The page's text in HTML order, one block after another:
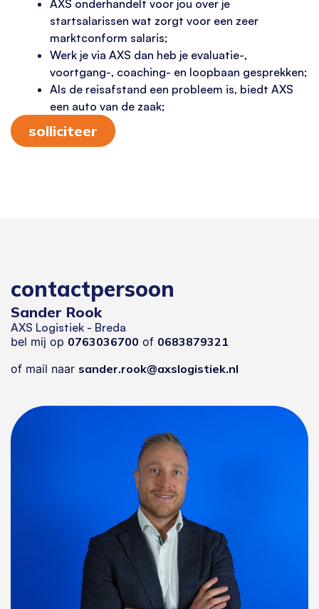
AXS onderhandelt voor jou over je
startsalarissen wat zorgt voor een zeer
marktconform salaris;
Werk je via AXS dan heb je evaluatie-,
voortgang-, coaching- en loopbaan gesprekken;
Als de reisafstand een probleem is, biedt AXS
een auto van de zaak;
solliciteer
contactpersoon
Sander Rook
AXS Logistiek - Breda
bel mij op 0763036700 of 0683879321
of mail naar sander.rook@axslogistiek.nl